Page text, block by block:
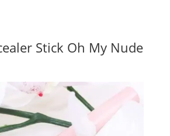
Stick Oh My Nude